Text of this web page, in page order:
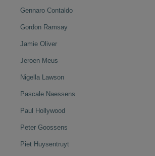
Gennaro Contaldo
Gordon Ramsay
Jamie Oliver
Jeroen Meus
Nigella Lawson
Pascale Naessens
Paul Hollywood
Peter Goossens
Piet Huysentruyt